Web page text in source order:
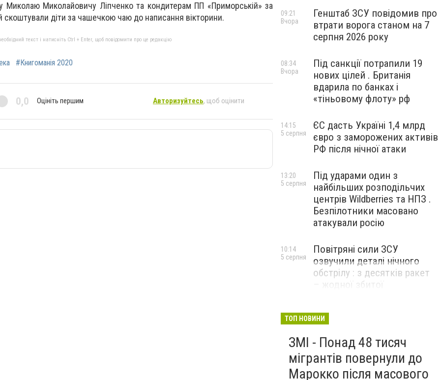
Миколаю Миколайовичу Ліпченко та кондитерам ПП «Приморській» за
скоштували діти за чашечкою чаю до написання вікторини.
текст і натисніть Ctrl + Enter, щоб повідомити про це редакцію
#Книгоманія 2020
0,0 Оцініть першим Авторизуйтесь, щоб оцінити
Генштаб ЗСУ повідомив про
втрати ворога станом на 7
серпня 2026 року
09:21
Вчора
Під санкції потрапили 19
нових цілей . Британія
вдарила по банках і
«тіньовому флоту» рф
08:34
Вчора
ЄС дасть Україні 1,4 млрд
євро з заморожених активів
РФ після нічної атаки
14:15
5 серпня
Під ударами один з
найбільших розподільчих
центрів Wildberries та НПЗ .
Безпілотники масовано
атакували росію
13:20
5 серпня
Повітряні сили ЗСУ
озвучили деталі нічного
обстрілу : з десятків ракет
– жодної збитої
10:14
5 серпня
ТОП НОВИНИ
ЗМІ - Понад 48 тисяч
мігрантів повернули до
Марокко після масового